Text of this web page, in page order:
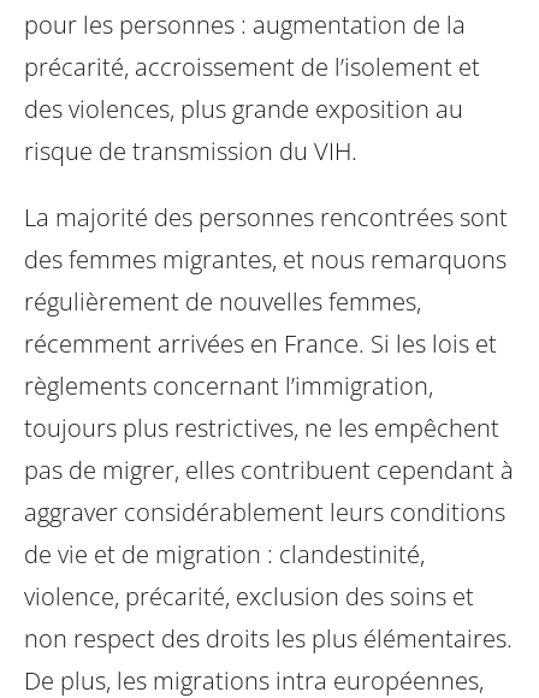
pour les personnes : augmentation de la
précarité, accroissement de l’isolement et
des violences, plus grande exposition au
risque de transmission du VIH.
La majorité des personnes rencontrées sont
des femmes migrantes, et nous remarquons
régulièrement de nouvelles femmes,
récemment arrivées en France. Si les lois et
règlements concernant l’immigration,
toujours plus restrictives, ne les empêchent
pas de migrer, elles contribuent cependant à
aggraver considérablement leurs conditions
de vie et de migration : clandestinité,
violence, précarité, exclusion des soins et
non respect des droits les plus élémentaires.
De plus, les migrations intra européennes,